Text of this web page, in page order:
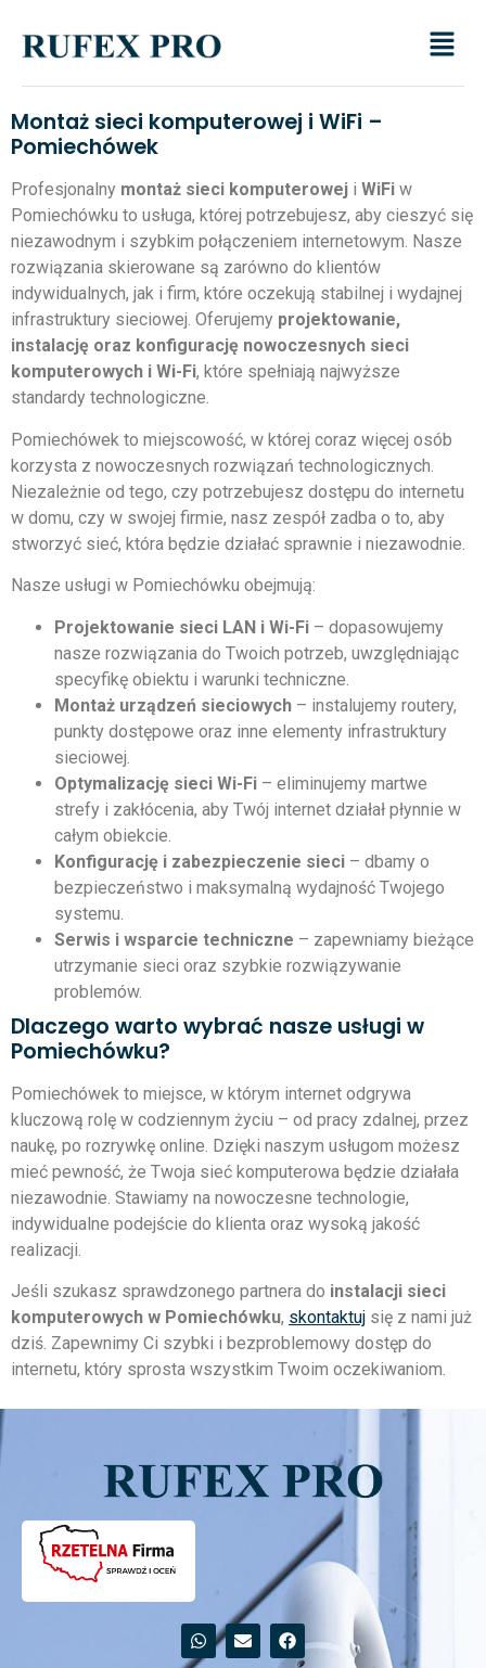
Montaż sieci komputerowej i WiFi –
Pomiechówek
Profesjonalny montaż sieci komputerowej i WiFi w
Pomiechówku to usługa, której potrzebujesz, aby cieszyć się
niezawodnym i szybkim połączeniem internetowym. Nasze
rozwiązania skierowane są zarówno do klientów
indywidualnych, jak i firm, które oczekują stabilnej i wydajnej
infrastruktury sieciowej. Oferujemy projektowanie,
instalację oraz konfigurację nowoczesnych sieci
komputerowych i Wi-Fi, które spełniają najwyższe
standardy technologiczne.
Pomiechówek to miejscowość, w której coraz więcej osób
korzysta z nowoczesnych rozwiązań technologicznych.
Niezależnie od tego, czy potrzebujesz dostępu do internetu
w domu, czy w swojej firmie, nasz zespół zadba o to, aby
stworzyć sieć, która będzie działać sprawnie i niezawodnie.
Nasze usługi w Pomiechówku obejmują:
Projektowanie sieci LAN i Wi-Fi – dopasowujemy
nasze rozwiązania do Twoich potrzeb, uwzględniając
specyfikę obiektu i warunki techniczne.
Montaż urządzeń sieciowych – instalujemy routery,
punkty dostępowe oraz inne elementy infrastruktury
sieciowej.
Optymalizację sieci Wi-Fi – eliminujemy martwe
strefy i zakłócenia, aby Twój internet działał płynnie w
całym obiekcie.
Konfigurację i zabezpieczenie sieci – dbamy o
bezpieczeństwo i maksymalną wydajność Twojego
systemu.
Serwis i wsparcie techniczne – zapewniamy bieżące
utrzymanie sieci oraz szybkie rozwiązywanie
problemów.
Dlaczego warto wybrać nasze usługi w
Pomiechówku?
Pomiechówek to miejsce, w którym internet odgrywa
kluczową rolę w codziennym życiu – od pracy zdalnej, przez
naukę, po rozrywkę online. Dzięki naszym usługom możesz
mieć pewność, że Twoja sieć komputerowa będzie działała
niezawodnie. Stawiamy na nowoczesne technologie,
indywidualne podejście do klienta oraz wysoką jakość
realizacji.
Jeśli szukasz sprawdzonego partnera do instalacji sieci
komputerowych w Pomiechówku, skontaktuj się z nami już
dziś. Zapewnimy Ci szybki i bezproblemowy dostęp do
internetu, który sprosta wszystkim Twoim oczekiwaniom.